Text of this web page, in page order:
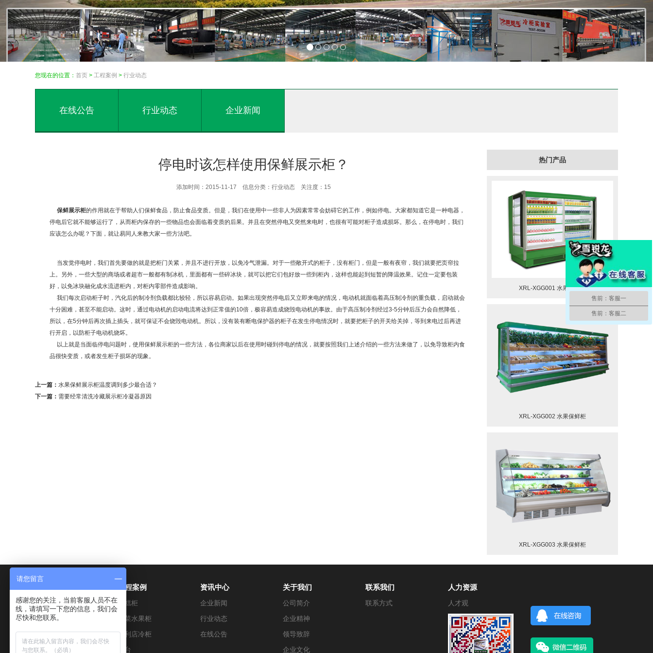
您现在的位置： 首页 > 工程案例 > 行业动态
在线公告 行业动态 企业新闻
停电时该怎样使用保鲜展示柜？
添加时间：2015-11-17 信息分类：行业动态 关注度： 15
保鲜展示柜的作用就在于帮助人们保鲜食品，防止食品变质。但是，我们在使用中一些非人为因素常常会妨碍它的工作，例如停电。大家都知道它是一种电器，
停电后它就不能够运行了，从而柜内保存的一些物品也会面临着变质的后果。并且在突然停电又突然来电时，也很有可能对柜子造成损坏。那么，在停电时，我们
应该怎么办呢？下面，就让易同人来教大家一些方法吧。
当发觉停电时，我们首先要做的就是把柜门关紧，并且不进行开放，以免冷气泄漏。对于一些敞开式的柜子，没有柜门，但是一般有夜帘，我们就要把页帘拉
上。另外，一些大型的商场或者超市一般都有制冰机，里面都有一些碎冰块，就可以把它们包好放一些到柜内，这样也能起到短暂的降温效果。记住一定要包装
好，以免冰块融化成水流进柜内，对柜内零部件造成影响。
我们每次启动柜子时，汽化后的制冷剂负载都比较轻，所以容易启动。如果出现突然停电后又立即来电的情况，电动机就面临着高压制冷剂的重负载，启动就会
十分困难，甚至不能启动。这时，通过电动机的启动电流将达到正常值的10倍，极容易造成烧毁电动机的事故。由于高压制冷剂经过3-5分钟后压力会自然降低，
所以，在5分钟后再次插上插头，就可保证不会烧毁电动机。所以，没有装有断电保护器的柜子在发生停电情况时，就要把柜子的开关给关掉，等到来电过后再进
行开启，以防柜子电动机烧坏。
以上就是当面临停电问题时，使用保鲜展示柜的一些方法，各位商家以后在使用时碰到停电的情况，就要按照我们上述介绍的一些方法来做了，以免导致柜内食
品很快变质，或者发生柜子损坏的现象。
上一篇： 水果保鲜展示柜温度调到多少最合适？
下一篇： 需要经常清洗冷藏展示柜冷凝器原因
热门产品
XRL-XGG001 水果保鲜柜
XRL-XGG002 水果保鲜柜
XRL-XGG003 水果保鲜柜
超市冷藏设备
烘焙设备
便利店设备
餐饮设备
工程案例
蛋糕柜
蔬菜水果柜
便利店冷柜
冰台
资讯中心
企业新闻
行业动态
在线公告
关于我们
公司简介
企业精神
领导致辞
企业文化
联系我们
联系方式
人力资源
人才观
售前：客服一
售前：客服二
请您留言
感谢您的关注，当前客服人员不在
线，请填写一下您的信息，我们会
尽快和您联系。